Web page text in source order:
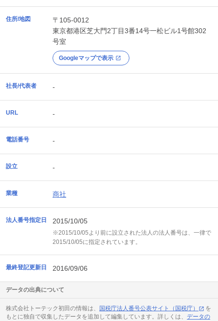
住所/地図
〒105-0012
東京都港区芝大門2丁目3番14号一松ビル1号館302
号室
Googleマップで表示
社長/代表者 -
URL -
電話番号 -
設立 -
業種 商社
法人番号指定日 2015/10/05
※2015/10/05より前に設立された法人の法人番号は、一律で
2015/10/05に指定されています。
最終登記更新日 2016/09/06
データの出典について
株式会社トーテック初田の情報は、 国税庁法人番号公表サイト（国税庁）
を
もとに独自で収集したデータを追加して編集しています。詳しくは、 データの